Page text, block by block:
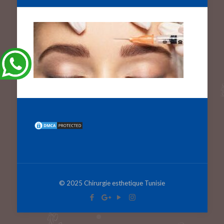
© 2025 Chirurgie esthetique Tunisie